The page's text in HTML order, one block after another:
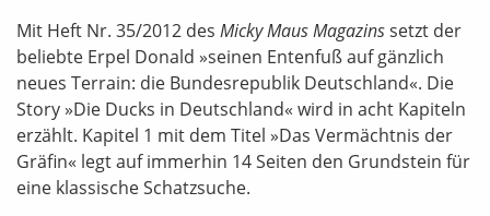
Mit Heft Nr. 35/2012 des Micky Maus Magazinssetzt der
beliebte Erpel Donald »seinen Entenfuß auf gänzlich
neues Terrain: die Bundesrepublik Deutschland«. Die
Story »Die Ducks in Deutschland« wird in acht Kapiteln
erzählt. Kapitel 1 mit dem Titel »Das Vermächtnis der
Gräfin« legt auf immerhin 14 Seiten den Grundstein für
eine klassische Schatzsuche.